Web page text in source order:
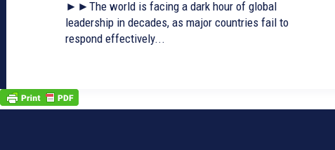
►►The world is facing a dark hour of global
leadership in decades, as major countries fail to
respond effectively...